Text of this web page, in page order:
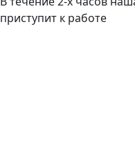
приступит к работе